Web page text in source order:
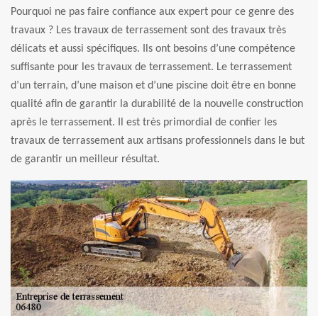
Pourquoi ne pas faire confiance aux expert pour ce genre des
travaux ? Les travaux de terrassement sont des travaux très
délicats et aussi spécifiques. Ils ont besoins d’une compétence
suffisante pour les travaux de terrassement. Le terrassement
d’un terrain, d’une maison et d’une piscine doit être en bonne
qualité afin de garantir la durabilité de la nouvelle construction
après le terrassement. Il est très primordial de confier les
travaux de terrassement aux artisans professionnels dans le but
de garantir un meilleur résultat.